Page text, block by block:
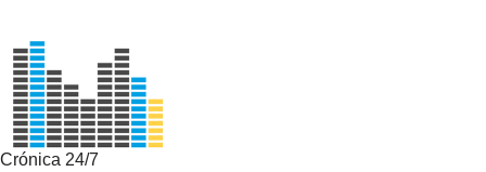
Crónica 24/7